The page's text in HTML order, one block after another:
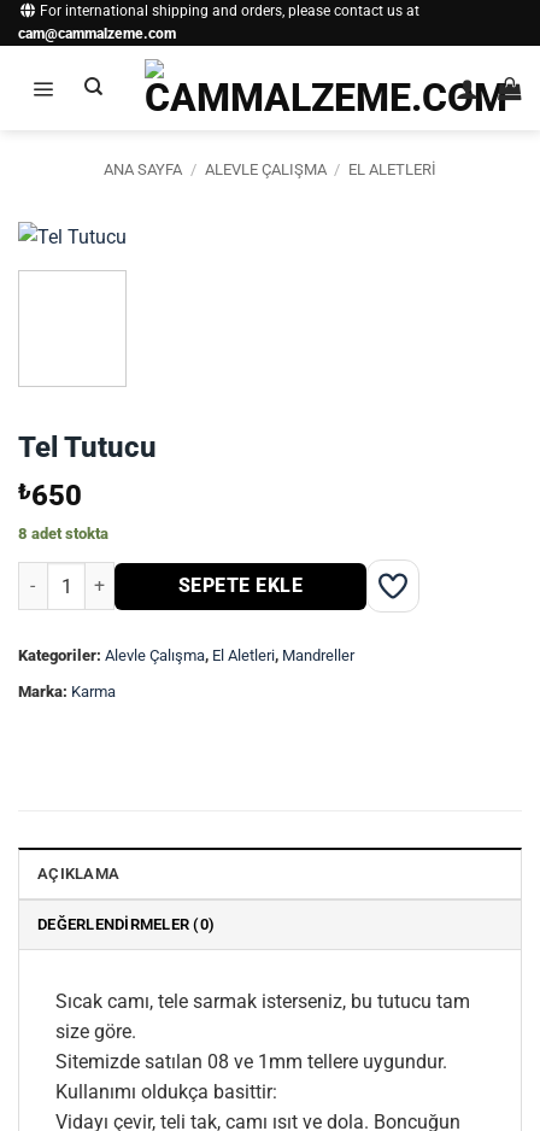
İçeriğe
atla
For international shipping and orders, please contact us at
cam@cammalzeme.com
ANA SAYFA / ALEVLE ÇALIŞMA / EL ALETLERI
Tel Tutucu
₺650
8 adet stokta
Tel Tutucu adet
SEPETE EKLE
Kategoriler: Alevle Çalışma, El Aletleri, Mandreller
Marka: Karma
AÇIKLAMA
DEĞERLENDIRMELER (0)
Sıcak camı, tele sarmak isterseniz, bu tutucu tam
size göre.
Sitemizde satılan 08 ve 1mm tellere uygundur.
Kullanımı oldukça basittir:
Vidayı çevir, teli tak, camı ısıt ve dola. Boncuğun